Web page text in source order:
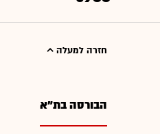
חזרה למעלה
הבורסה בת"א